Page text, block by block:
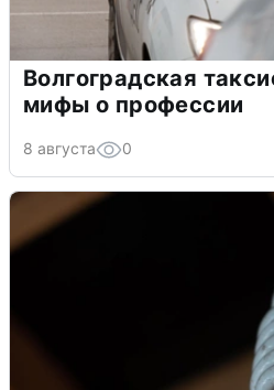
Волгоградская
мифы о профессии
8 августа 0